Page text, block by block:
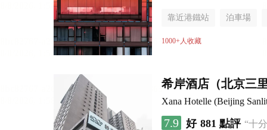
靠近港鐵站 泊車場
無煙樓層
1000+人收藏
希岸酒店（北京三
Xana Hotelle (Beijing
7.9 好 881 點評 “十